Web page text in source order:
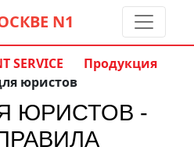
N1
Дмитровская)
8 495 797-35-59
звоните с 10 до 19 пн-сб
SERVICE
Продукция
юристов
ЮРИСТОВ -